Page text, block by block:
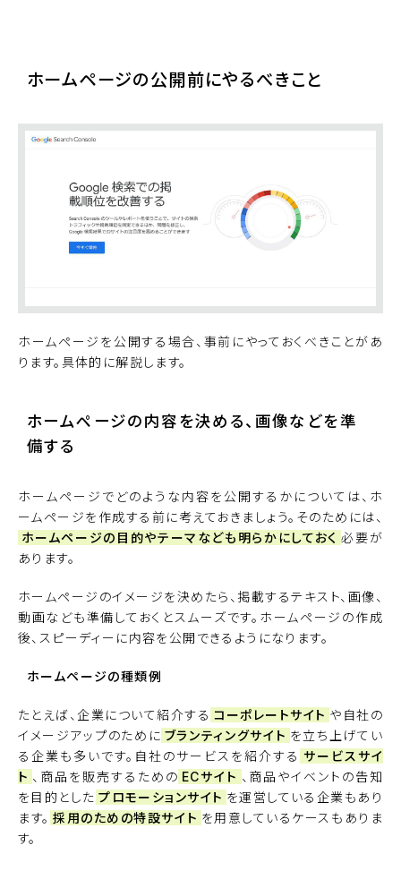
ホームページの公開前にやるべきこと
ホームページを公開する場合、事前にやっておくべきことがあ
ります。具体的に解説します。
ホームページの内容を決める、画像などを準
備する
ホームページでどのような内容を公開するかについては、ホ
ームページを作成する前に考えておきましょう。そのためには、
ホームページの目的やテーマなども明らかにしておく 必要が
あります。
ホームページのイメージを決めたら、掲載するテキスト、画像、
動画なども準備しておくとスムーズです。ホームページの作成
後、スピーディーに内容を公開できるようになります。
ホームページの種類例
たとえば、企業について紹介する コーポレートサイト や自社の
イメージアップのために ブランティングサイト を立ち上げてい
る企業も多いです。自社のサービスを紹介する サービスサイ
ト 、商品を販売するための ECサイト 、商品やイベントの告知
を目的とした プロモーションサイト を運営している企業もあり
ます。 採用のための特設サイト を用意しているケースもありま
す。